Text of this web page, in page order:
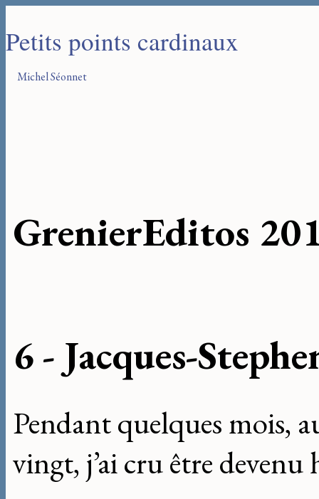
Petits points cardinaux
Michel Séonnet
GrenierEditos
6 - Jacques-
Pendant quelques mois,
vingt, j’ai cru être devenu